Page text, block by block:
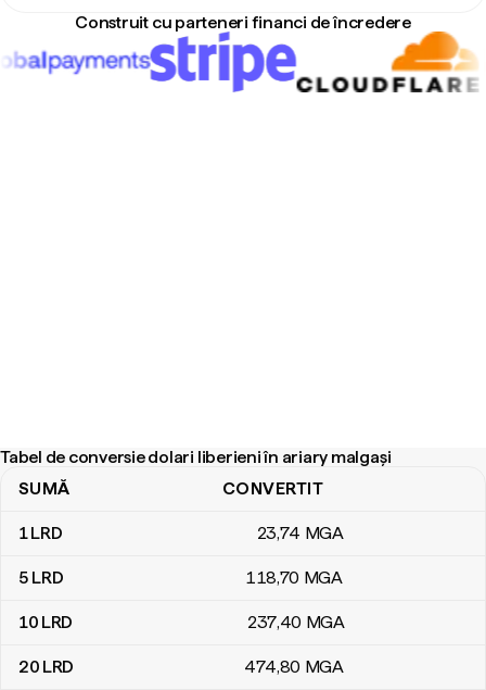
Construit cu parteneri financi de încredere
Tabel de conversie dolari liberieni în ariary malgași
Tabel de conversie dolari liberieni în ariary malgași
SUMĂ CONVERTIT
1LRD 23,74 MGA
5 LRD 118,70 MGA
10 LRD 237,40 MGA
20 LRD 474,80 MGA